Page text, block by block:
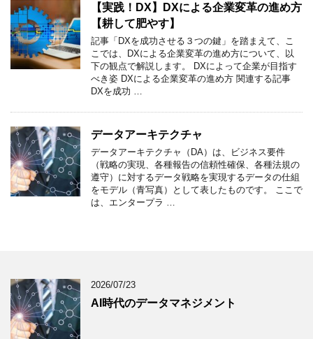
【実践！DX】DXによる企業変革の進め方
【耕して肥やす】
記事「DXを成功させる３つの鍵」を踏まえて、こ
こでは、DXによる企業変革の進め方について、以
下の観点で解説します。 DXによって企業が目指す
べき姿 DXによる企業変革の進め方 関連する記事
DXを成功 …
データアーキテクチャ
データアーキテクチャ（DA）は、ビジネス要件
（戦略の実現、各種報告の信頼性確保、各種法規の
遵守）に対するデータ戦略を実現するデータの仕組
をモデル（青写真）として表したものです。 ここで
は、エンタープラ …
2026/07/23
AI時代のデータマネジメント